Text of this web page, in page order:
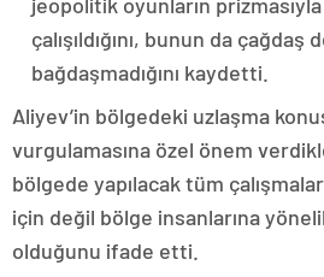
çalışıldığını, bunun da çağdaş
bağdaşmadığını kaydetti.
Aliyev’in bölgedeki uzlaşma
vurgulamasına özel önem
bölgede yapılacak tüm
için değil bölge insanlarına
olduğunu ifade etti.